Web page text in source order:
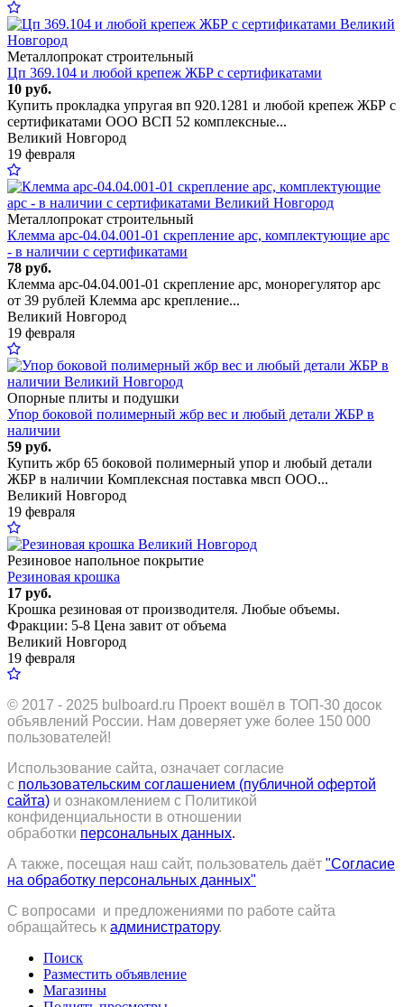
Металлопрокат строительный
Цп 369.104 и любой крепеж ЖБР с сертификатами
10 руб.
Купить прокладка упругая вп 920.1281 и любой крепеж ЖБР с
сертификатами ООО ВСП 52 комплексные...
Великий Новгород
19 февраля
Металлопрокат строительный
Клемма арс-04.04.001-01 скрепление арс, комплектующие арс
- в наличии с сертификатами
78 руб.
Клемма арс-04.04.001-01 скрепление арс, монорегулятор арс
от 39 рублей Клемма арс крепление...
Великий Новгород
19 февраля
Опорные плиты и подушки
Упор боковой полимерный жбр вес и любый детали ЖБР в
наличии
59 руб.
Купить жбр 65 боковой полимерный упор и любый детали
ЖБР в наличии Комплексная поставка мвсп ООО...
Великий Новгород
19 февраля
Резиновое напольное покрытие
Резиновая крошка
17 руб.
Крошка резиновая от производителя. Любые объемы.
Фракции: 5-8 Цена завит от объема
Великий Новгород
19 февраля
© 2017 - 2025 bulboard.ru Проект вошёл в ТОП-30 досок
объявлений России. Нам доверяет уже более 150 000
пользователей!
Использование сайта, означает согласие
с пользовательским соглашением (публичной офертой
сайта) и ознакомлением с Политикой
конфиденциальности в отношении
обработки персональных данных.
А также, посещая наш сайт, пользователь даёт "Согласие
на обработку персональных данных"
С вопросами и предложениями по работе сайта
обращайтесь к администратору.
Поиск
Разместить объявление
Магазины